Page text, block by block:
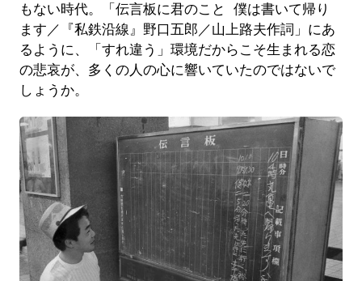
もない時代。「伝言板に君のこと 僕は書いて帰り
ます／『私鉄沿線』野口五郎／山上路夫作詞」にあ
るように、「すれ違う」環境だからこそ生まれる恋
の悲哀が、多くの人の心に響いていたのではないで
しょうか。